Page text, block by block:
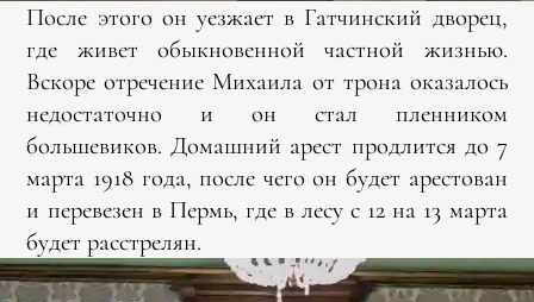
После этого он уезжает в Гатчинский дворец,
где живет обыкновенной частной жизнью.
Вскоре отречение Михаила от трона оказалось
недостаточно и он стал пленником
большевиков. Домашний арест продлится до 7
марта 1918 года, после чего он будет арестован
и перевезен в Пермь, где в лесу с 12 на 13 марта
будет расстрелян.